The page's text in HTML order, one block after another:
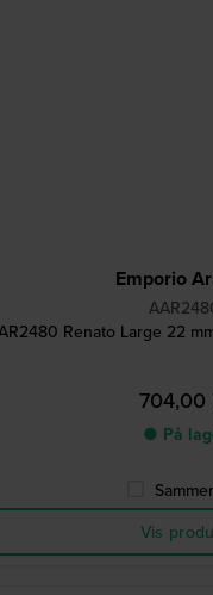
Emporio
Renato Large 22
704,00
● På
Vis